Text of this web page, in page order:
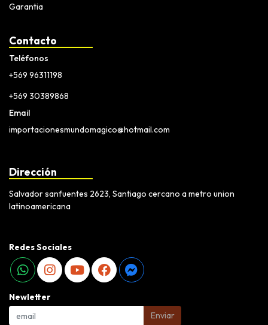
Garantia
Contacto
Teléfonos
+569 96311198
+569 30389868
Email
importacionesmundomagico@hotmail.com
Dirección
Salvador sanfuentes 2623, Santiago cercano a metro union
latinoamericana
Redes Sociales
Newletter
Enviar